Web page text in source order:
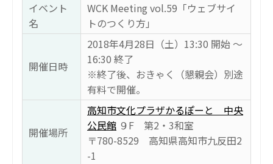
イベント
名
WCK Meeting vol.59「ウェブサイ
トのつくり方」
開催日時
2018年4月28日（土）13:30 開始 〜
16:30 終了
※終了後、おきゃく（懇親会）別途
有料で開催。
開催場所
高知市文化プラザかるぽーと 中央
公民館 ９F 第2・3和室
〒780-8529 高知県高知市九反田2
-1